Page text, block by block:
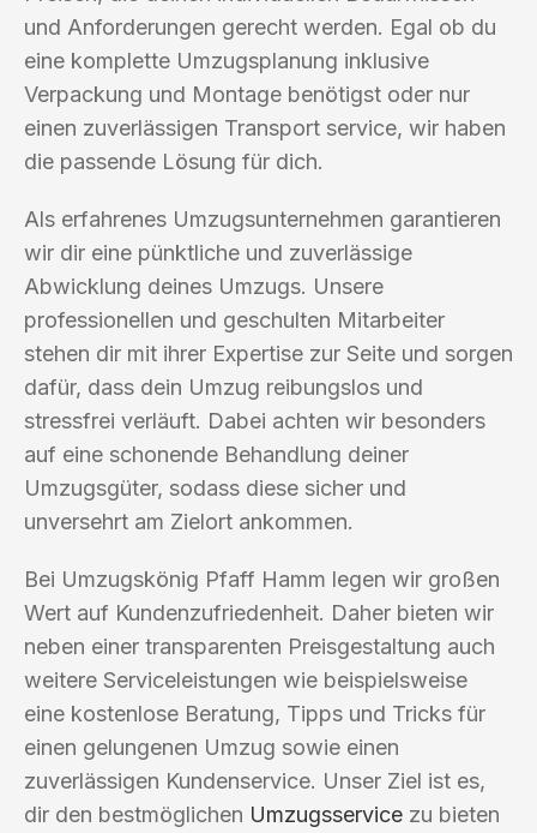
und Anforderungen gerecht werden. Egal ob du
eine komplette Umzugsplanung inklusive
Verpackung und Montage benötigst oder nur
einen zuverlässigen Transport service, wir haben
die passende Lösung für dich.
Als erfahrenes Umzugsunternehmen garantieren
wir dir eine pünktliche und zuverlässige
Abwicklung deines Umzugs. Unsere
professionellen und geschulten Mitarbeiter
stehen dir mit ihrer Expertise zur Seite und sorgen
dafür, dass dein Umzug reibungslos und
stressfrei verläuft. Dabei achten wir besonders
auf eine schonende Behandlung deiner
Umzugsgüter, sodass diese sicher und
unversehrt am Zielort ankommen.
Bei Umzugskönig Pfaff Hamm legen wir großen
Wert auf Kundenzufriedenheit. Daher bieten wir
neben einer transparenten Preisgestaltung auch
weitere Serviceleistungen wie beispielsweise
eine kostenlose Beratung, Tipps und Tricks für
einen gelungenen Umzug sowie einen
zuverlässigen Kundenservice. Unser Ziel ist es,
dir den bestmöglichen Umzugsservice zu bieten